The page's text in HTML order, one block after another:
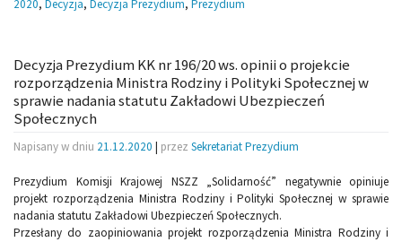
2020, Decyzja, Decyzja Prezydium, Prezydium
Decyzja Prezydium KK nr 196/20 ws. opinii o projekcie
rozporządzenia Ministra Rodziny i Polityki Społecznej w
sprawie nadania statutu Zakładowi Ubezpieczeń
Społecznych
Napisany w dniu 21.12.2020 | przez Sekretariat Prezydium
Prezydium Komisji Krajowej NSZZ „Solidarność” negatywnie opiniuje
projekt rozporządzenia Ministra Rodziny i Polityki Społecznej w sprawie
nadania statutu Zakładowi Ubezpieczeń Społecznych.
Przesłany do zaopiniowania projekt rozporządzenia Ministra Rodziny i